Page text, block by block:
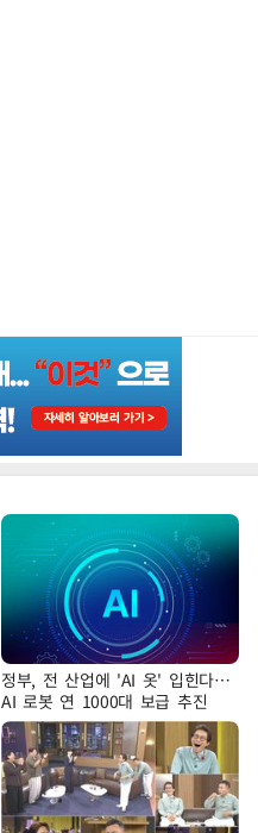
정부, 전 산업에 'AI 옷' 입힌다…
AI 로봇 연 1000대 보급 추진